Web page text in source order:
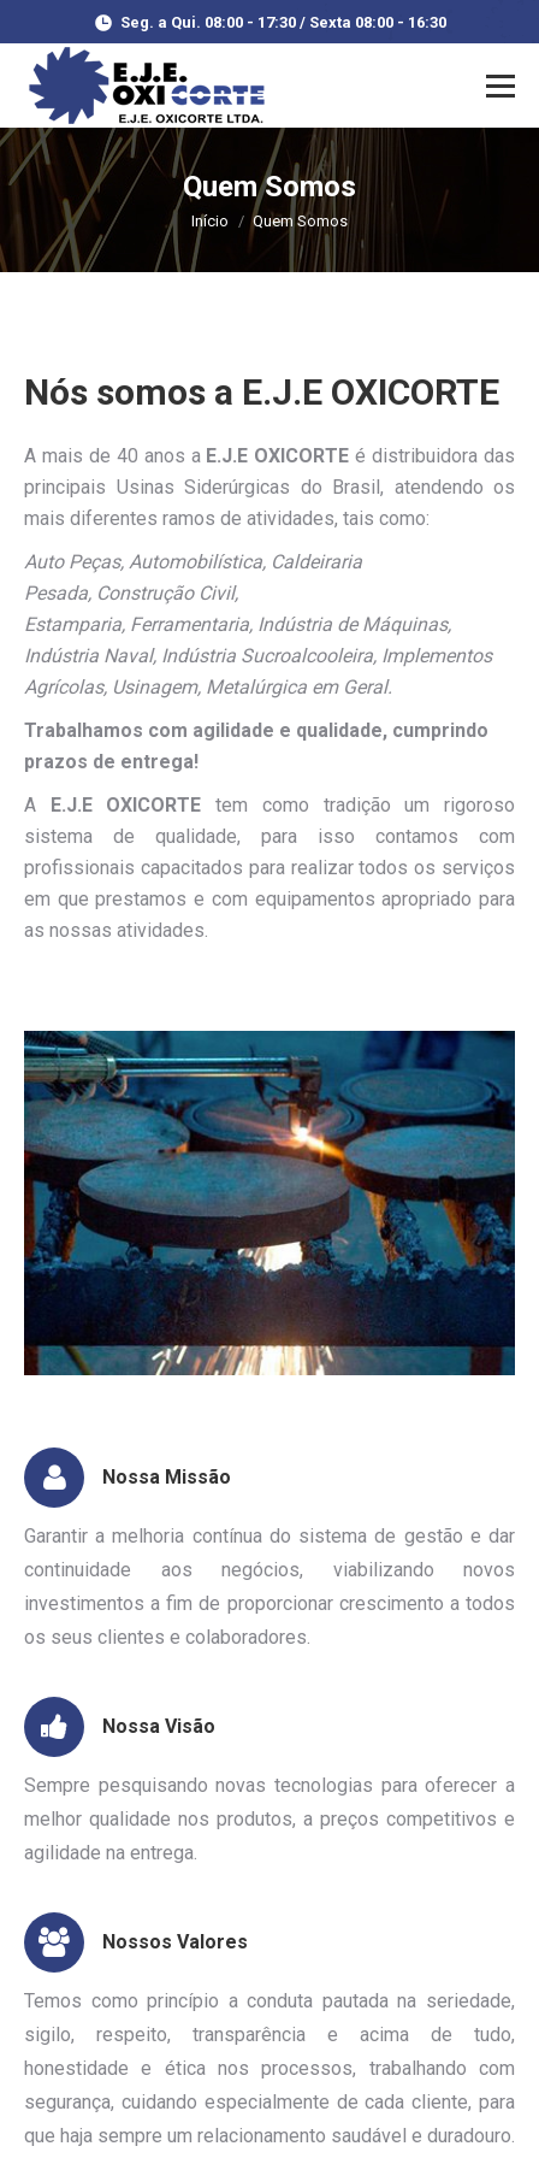
Seg. a Qui. 08:00 - 17:30 / Sexta 08:00 - 16:30
Quem Somos
Você está aqui:
Início Quem Somos
Nós somos a E.J.E OXICORTE
A mais de 40 anos a E.J.E OXICORTE é distribuidora das
principais Usinas Siderúrgicas do Brasil, atendendo os
mais diferentes ramos de atividades, tais como:
Auto Peças, Automobilística, Caldeiraria
Pesada, Construção Civil,
Estamparia, Ferramentaria, Indústria de Máquinas,
Indústria Naval, Indústria Sucroalcooleira, Implementos
Agrícolas, Usinagem, Metalúrgica em Geral.
Trabalhamos com agilidade e qualidade, cumprindo
prazos de entrega!
A E.J.E OXICORTE tem como tradição um rigoroso
sistema de qualidade, para isso contamos com
profissionais capacitados para realizar todos os serviços
em que prestamos e com equipamentos apropriado para
as nossas atividades.
Nossa Missão
Garantir a melhoria contínua do sistema de gestão e dar
continuidade aos negócios, viabilizando novos
investimentos a fim de proporcionar crescimento a todos
os seus clientes e colaboradores.
Nossa Visão
Sempre pesquisando novas tecnologias para oferecer a
melhor qualidade nos produtos, a preços competitivos e
agilidade na entrega.
Nossos Valores
Temos como princípio a conduta pautada na seriedade,
sigilo, respeito, transparência e acima de tudo,
honestidade e ética nos processos, trabalhando com
segurança, cuidando especialmente de cada cliente, para
que haja sempre um relacionamento saudável e duradouro.